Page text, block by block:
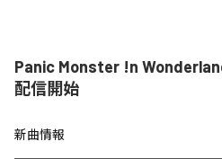
Panic Monster !n
配信開始
新曲情報